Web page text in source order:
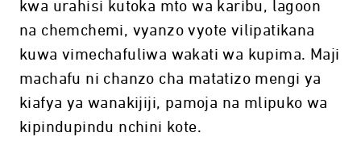
kwa urahisi kutoka mto wa karibu, lagoon
na chemchemi, vyanzo vyote vilipatikana
kuwa vimechafuliwa wakati wa kupima. Maji
machafu ni chanzo cha matatizo mengi ya
kiafya ya wanakijiji, pamoja na mlipuko wa
kipindupindu nchini kote.